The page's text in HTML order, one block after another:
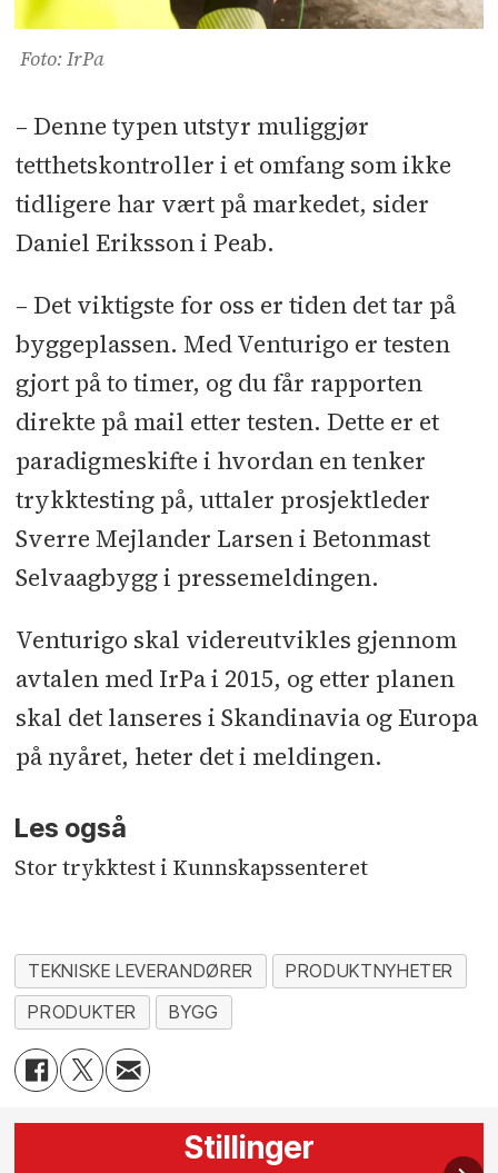
Foto: IrPa
– Denne typen utstyr muliggjør
tetthetskontroller i et omfang som ikke
tidligere har vært på markedet, sider
Daniel Eriksson i Peab.
– Det viktigste for oss er tiden det tar på
byggeplassen. Med Venturigo er testen
gjort på to timer, og du får rapporten
direkte på mail etter testen. Dette er et
paradigmeskifte i hvordan en tenker
trykktesting på, uttaler prosjektleder
Sverre Mejlander Larsen i Betonmast
Selvaagbygg i pressemeldingen.
Venturigo skal videreutvikles gjennom
avtalen med IrPa i 2015, og etter planen
skal det lanseres i Skandinavia og Europa
på nyåret, heter det i meldingen.
Les også
Stor trykktest i Kunnskapssenteret
TEKNISKE LEVERANDØRER
PRODUKTNYHETER
PRODUKTER
BYGG
Stillinger